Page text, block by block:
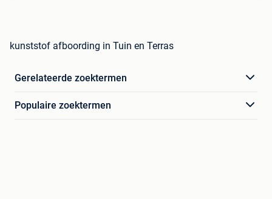
kunststof afboording in Tuin en Terras
Gerelateerde zoektermen
Populaire zoektermen